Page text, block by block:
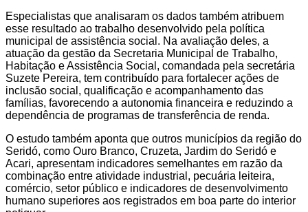
Especialistas que analisaram os dados também atribuem
esse resultado ao trabalho desenvolvido pela política
municipal de assistência social. Na avaliação deles, a
atuação da gestão da Secretaria Municipal de Trabalho,
Habitação e Assistência Social, comandada pela secretária
Suzete Pereira, tem contribuído para fortalecer ações de
inclusão social, qualificação e acompanhamento das
famílias, favorecendo a autonomia financeira e reduzindo a
dependência de programas de transferência de renda.
O estudo também aponta que outros municípios da região do
Seridó, como Ouro Branco, Cruzeta, Jardim do Seridó e
Acari, apresentam indicadores semelhantes em razão da
combinação entre atividade industrial, pecuária leiteira,
comércio, setor público e indicadores de desenvolvimento
humano superiores aos registrados em boa parte do interior